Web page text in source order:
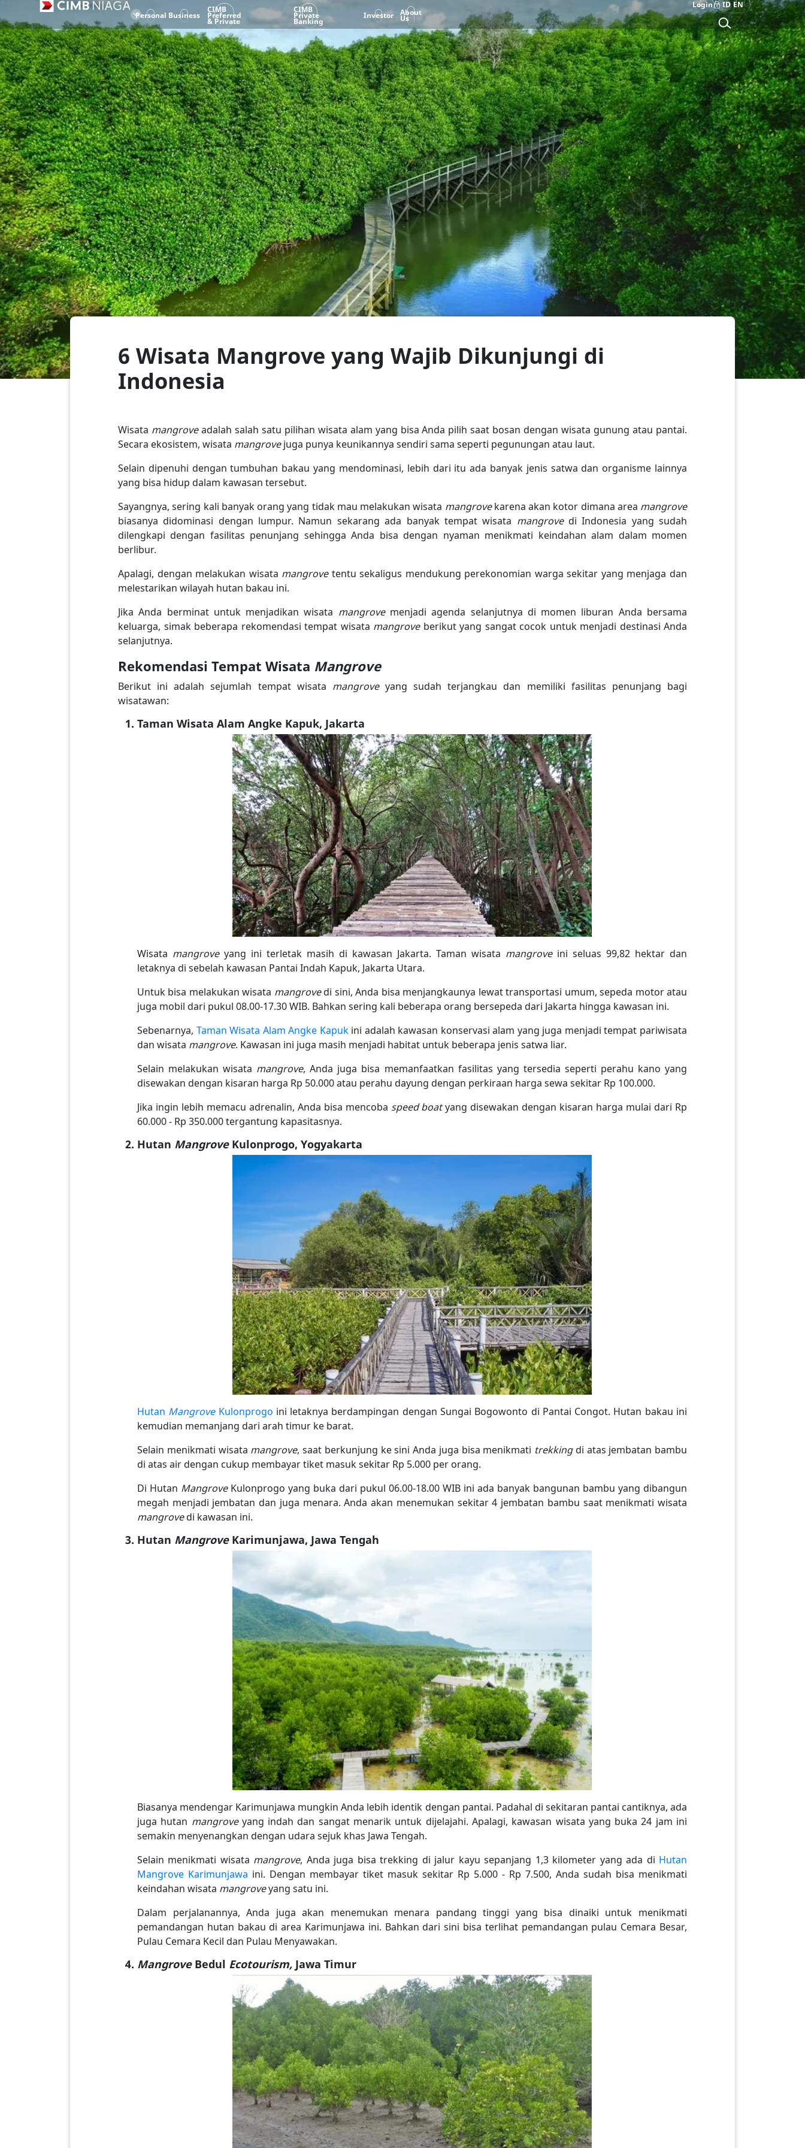
Personal Business
CIMB
Preferred
& Private
CIMB
Private
Banking
Investor About
Us
Login ID EN
6 Wisata Mangrove yang Wajib Dikunjungi di
Indonesia
Wisata mangroveadalah salah satu pilihan wisata alam yang bisa Anda pilih saat bosan dengan wisata gunung atau pantai.
Secara ekosistem, wisata mangrovejuga punya keunikannya sendiri sama seperti pegunungan atau laut.
Selain dipenuhi dengan tumbuhan bakau yang mendominasi, lebih dari itu ada banyak jenis satwa dan organisme lainnya
yang bisa hidup dalam kawasan tersebut.
Sayangnya, sering kali banyak orang yang tidak mau melakukan wisata mangrovekarena akan kotor dimana area mangrove
biasanya didominasi dengan lumpur. Namun sekarang ada banyak tempat wisata mangrovedi Indonesia yang sudah
dilengkapi dengan fasilitas penunjang sehingga Anda bisa dengan nyaman menikmati keindahan alam dalam momen
berlibur.
Apalagi, dengan melakukan wisata mangrovetentu sekaligus mendukung perekonomian warga sekitar yang menjaga dan
melestarikan wilayah hutan bakau ini.
Jika Anda berminat untuk menjadikan wisata mangrovemenjadi agenda selanjutnya di momen liburan Anda bersama
keluarga, simak beberapa rekomendasi tempat wisata mangroveberikut yang sangat cocok untuk menjadi destinasi Anda
selanjutnya.
Rekomendasi Tempat Wisata Mangrove
Berikut ini adalah sejumlah tempat wisata mangroveyang sudah terjangkau dan memiliki fasilitas penunjang bagi
wisatawan:
Taman Wisata Alam Angke Kapuk, Jakarta
Wisata mangroveyang ini terletak masih di kawasan Jakarta. Taman wisata mangroveini seluas 99,82 hektar dan
letaknya di sebelah kawasan Pantai Indah Kapuk, Jakarta Utara.
Untuk bisa melakukan wisata mangrovedi sini, Anda bisa menjangkaunya lewat transportasi umum, sepeda motor atau
juga mobil dari pukul 08.00-17.30 WIB. Bahkan sering kali beberapa orang bersepeda dari Jakarta hingga kawasan ini.
Sebenarnya, Taman Wisata Alam Angke Kapukini adalah kawasan konservasi alam yang juga menjadi tempat pariwisata
dan wisata mangrove. Kawasan ini juga masih menjadi habitat untuk beberapa jenis satwa liar.
Selain melakukan wisata mangrove, Anda juga bisa memanfaatkan fasilitas yang tersedia seperti perahu kano yang
disewakan dengan kisaran harga Rp 50.000 atau perahu dayung dengan perkiraan harga sewa sekitar Rp 100.000.
Jika ingin lebih memacu adrenalin, Anda bisa mencoba speed boatyang disewakan dengan kisaran harga mulai dari Rp
60.000 - Rp 350.000 tergantung kapasitasnya.
Hutan MangroveKulonprogo, Yogyakarta
Hutan MangroveKulonprogo ini letaknya berdampingan dengan Sungai Bogowonto di Pantai Congot. Hutan bakau ini
kemudian memanjang dari arah timur ke barat.
Selain menikmati wisata mangrove, saat berkunjung ke sini Anda juga bisa menikmati trekkingdi atas jembatan bambu
di atas air dengan cukup membayar tiket masuk sekitar Rp 5.000 per orang.
Di Hutan MangroveKulonprogo yang buka dari pukul 06.00-18.00 WIB ini ada banyak bangunan bambu yang dibangun
megah menjadi jembatan dan juga menara. Anda akan menemukan sekitar 4 jembatan bambu saat menikmati wisata
mangrovedi kawasan ini.
Hutan MangroveKarimunjawa, Jawa Tengah
Biasanya mendengar Karimunjawa mungkin Anda lebih identik dengan pantai. Padahal di sekitaran pantai cantiknya, ada
juga hutan mangroveyang indah dan sangat menarik untuk dijelajahi. Apalagi, kawasan wisata yang buka 24 jam ini
semakin menyenangkan dengan udara sejuk khas Jawa Tengah.
Selain menikmati wisata mangrove, Anda juga bisa trekking di jalur kayu sepanjang 1,3 kilometer yang ada di Hutan
Mangrove Karimunjawa ini. Dengan membayar tiket masuk sekitar Rp 5.000 - Rp 7.500, Anda sudah bisa menikmati
keindahan wisata mangroveyang satu ini.
Dalam perjalanannya, Anda juga akan menemukan menara pandang tinggi yang bisa dinaiki untuk menikmati
pemandangan hutan bakau di area Karimunjawa ini. Bahkan dari sini bisa terlihat pemandangan pulau Cemara Besar,
Pulau Cemara Kecil dan Pulau Menyawakan.
MangroveBedul Ecotourism, Jawa Timur